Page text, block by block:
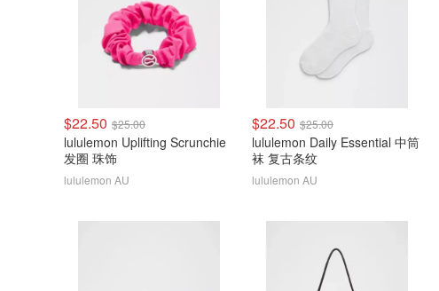
$22.50 $25.00
lululemon Uplifting Scrunchie
发圈 珠饰
lululemon AU
$22.50 $25.00
lululemon Daily Essential 中筒
袜 复古条纹
lululemon AU